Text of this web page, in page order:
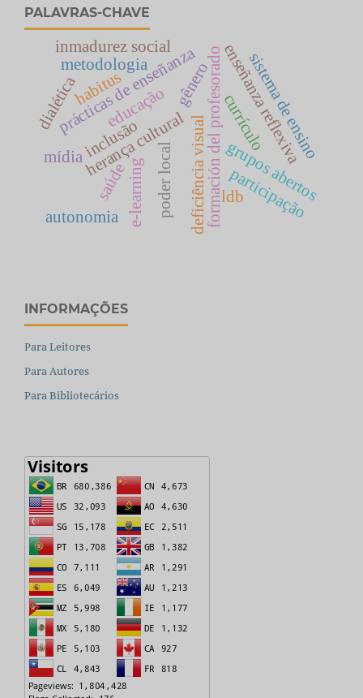
PALAVRAS-CHAVE
educação
deficiência visual
inclusão
e-learning formación del profesorado
prácticas de enseñanza enseñanza reflexiva
habitus
herança cultural
saúde participação
metodologia
grupos abertos
dialética
inmadurez social
sistema de ensino
autonomia poder local
currículo
ldb
gênero
mídia
INFORMAÇÕES
Para Leitores
Para Autores
Para Bibliotecários